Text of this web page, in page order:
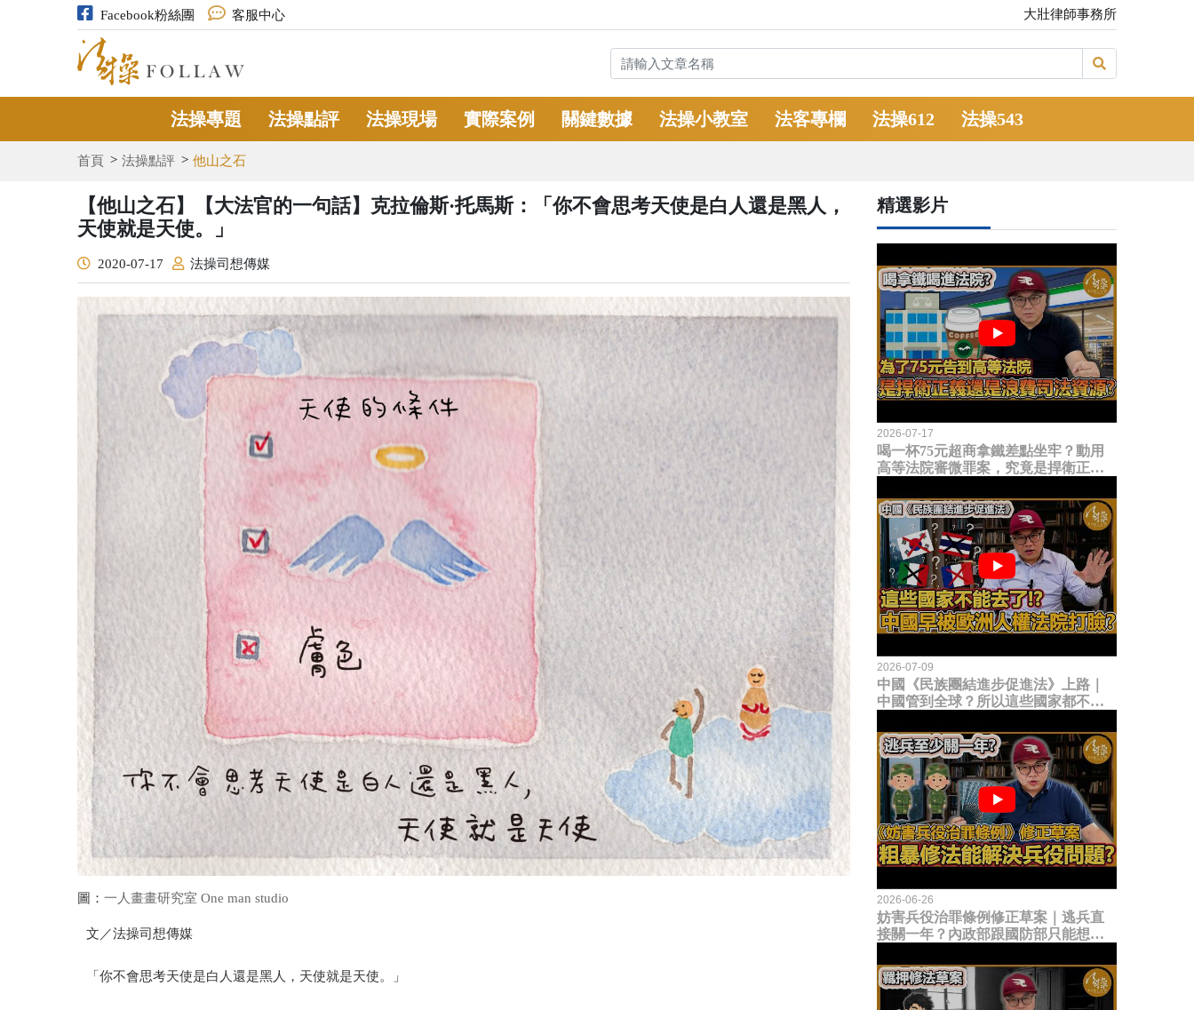
Facebook粉絲團 客服中心 大壯律師事務所
法操專題 法操點評 法操現場 實際案例 關鍵數據 法操小教室 法客專欄 法操612 法操543
首頁 法操點評 他山之石
【他山之石】【大法官的一句話】克拉倫斯·托馬斯：「你不會思考天使是白人還是黑人，
天使就是天使。」
2020-07-17 法操司想傳媒
圖： 一人畫畫研究室 One man studio
文／法操司想傳媒
「你不會思考天使是白人還是黑人，天使就是天使。」
精選影片
2026-07-17
喝一杯75元超商拿鐵差點坐牢？動用
高等法院審微罪案，究竟是捍衛正義
2026-07-09
中國《民族團結進步促進法》上路｜
中國管到全球？所以這些國家都不能
臉？
2026-06-26
妨害兵役治罪條例修正草案｜逃兵直
接關一年？內政部跟國防部只能想到
題？